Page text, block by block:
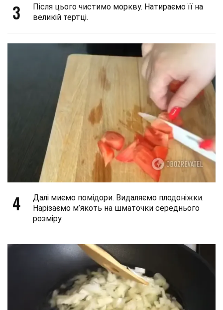
3
Після цього чистимо моркву. Натираємо її на
великій тертці.
4
Далі миємо помідори. Видаляємо плодоніжки.
Нарізаємо м’якоть на шматочки середнього
розміру.